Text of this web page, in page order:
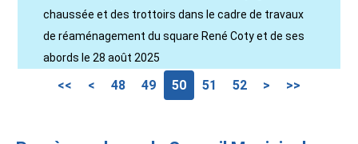
chaussée et des trottoirs dans le cadre de travaux
de réaménagement du square René Coty et de ses
abords le 28 août 2025
<< < 48 49 50 51 52 > >>